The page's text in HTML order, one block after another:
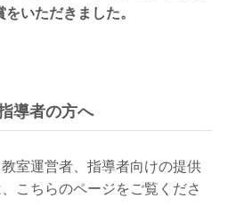
をいただきました。
導者の方へ
室運営者、指導者向けの提供
こちらのページをご覧くださ